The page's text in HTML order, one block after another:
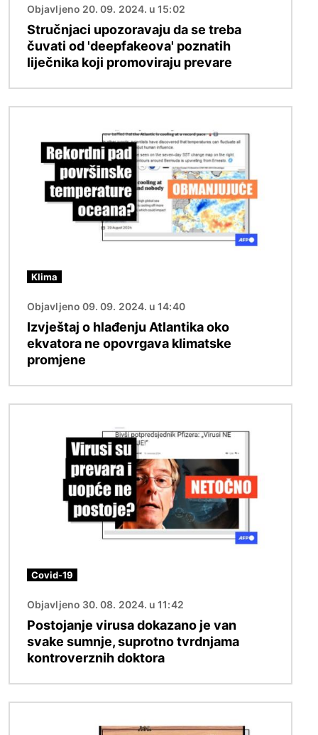
Objavljeno 20. 09. 2024. u 15:02
Stručnjaci upozoravaju da se treba
čuvati od 'deepfakeova' poznatih
liječnika koji promoviraju prevare
Klima
Objavljeno 09. 09. 2024. u 14:40
Izvještaj o hlađenju Atlantika oko
ekvatora ne opovrgava klimatske
promjene
Covid-19
Objavljeno 30. 08. 2024. u 11:42
Postojanje virusa dokazano je van
svake sumnje, suprotno tvrdnjama
kontroverznih doktora